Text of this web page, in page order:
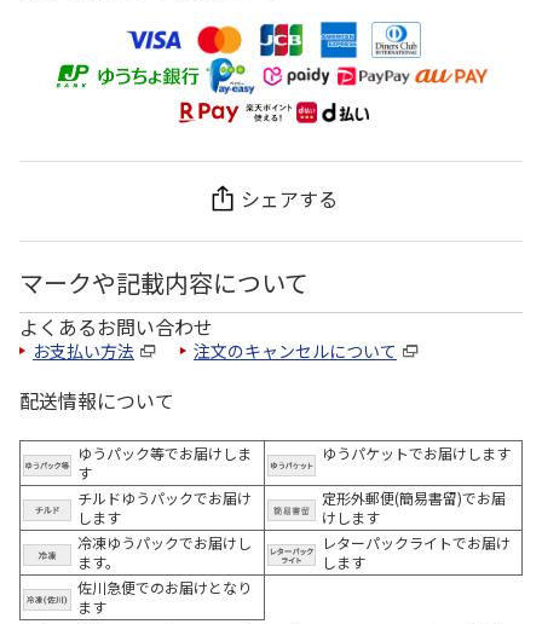
シェアする
マークや記載内容について
よくあるお問い合わせ
お支払い方法 注文のキャンセルについて
配送情報について
ゆうパック等でお届けしま
す
ゆうパケットでお届けします
チルドゆうパックでお届け
します
定形外郵便(簡易書留)でお届
けします
冷凍ゆうパックでお届けし
ます。
レターパックライトでお届け
します
佐川急便でのお届けとなり
ます